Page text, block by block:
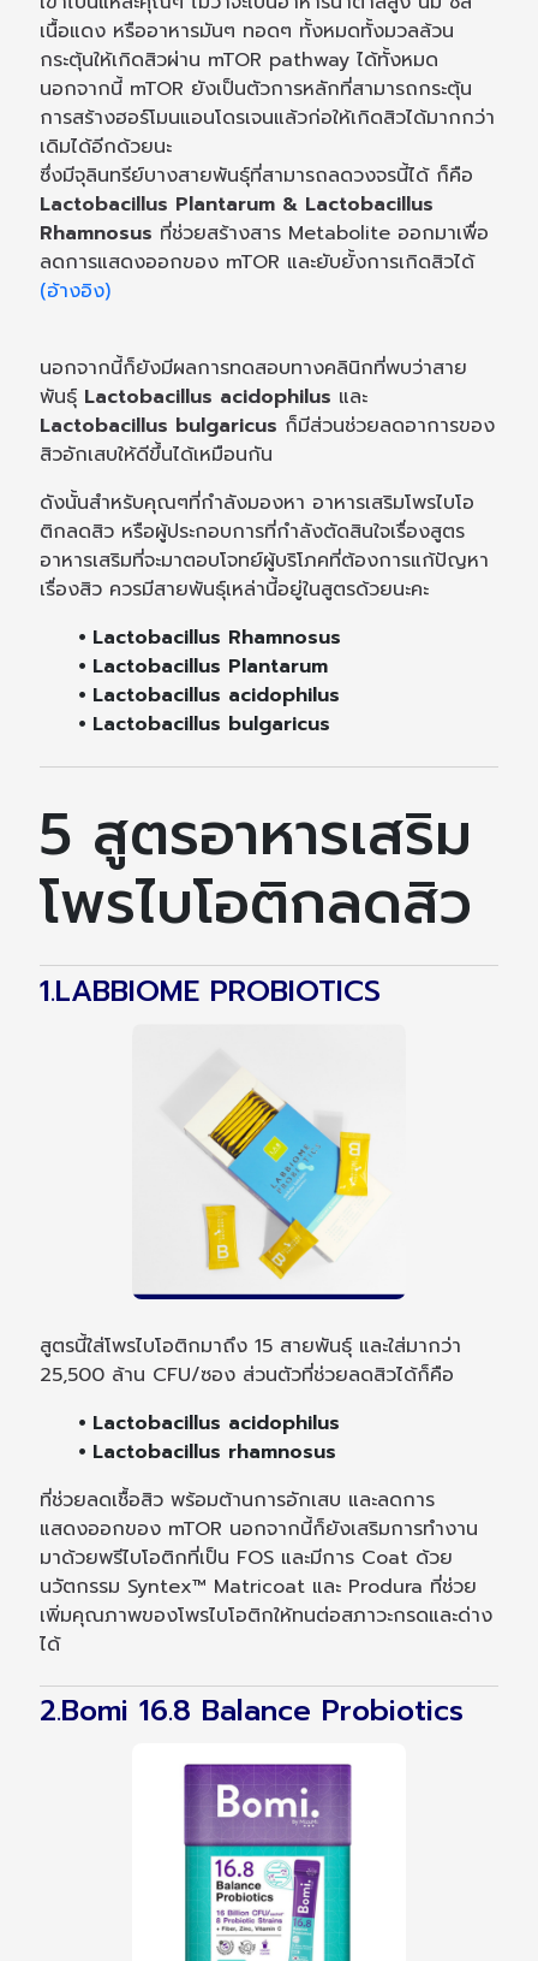
เนื้อแดง หรืออาหารมันๆ ทอดๆ ทั้งหมดทั้งมวลล้วน
กระตุ้นให้เกิดสิวผ่าน mTOR pathway ได้ทั้งหมด
นอกจากนี้ mTOR ยังเป็นตัวการหลักที่สามารถกระตุ้น
การสร้างฮอร์โมนแอนโดรเจนแล้วก่อให้เกิดสิวได้มากกว่า
เดิมได้อีกด้วยนะ
ซึ่งมีจุลินทรีย์บางสายพันธุ์ที่สามารถลดวงจรนี้ได้ ก็คือ
Lactobacillus Plantarum & Lactobacillus
Rhamnosus ที่ช่วยสร้างสาร Metabolite ออกมาเพื่อ
ลดการแสดงออกของ mTOR และยับยั้งการเกิดสิวได้
(อ้างอิง)
นอกจากนี้ก็ยังมีผลการทดสอบทางคลินิกที่พบว่าสาย
พันธุ์ Lactobacillus acidophilus และ
Lactobacillus bulgaricus ก็มีส่วนช่วยลดอาการของ
สิวอักเสบให้ดีขึ้นได้เหมือนกัน
ดังนั้นสำหรับคุณๆที่กำลังมองหา อาหารเสริมโพรไบโอ
ติกลดสิว หรือผู้ประกอบการที่กำลังตัดสินใจเรื่องสูตร
อาหารเสริมที่จะมาตอบโจทย์ผู้บริโภคที่ต้องการแก้ปัญหา
เรื่องสิว ควรมีสายพันธุ์เหล่านี้อยู่ในสูตรด้วยนะคะ
⦁ Lactobacillus Rhamnosus
⦁ Lactobacillus Plantarum
⦁ Lactobacillus acidophilus
⦁ Lactobacillus bulgaricus
5 สูตรอาหารเสริม
โพรไบโอติกลดสิว
1.LABBIOME PROBIOTICS
สูตรนี้ใส่โพรไบโอติกมาถึง 15 สายพันธุ์ และใส่มากว่า
25,500 ล้าน CFU/ซอง ส่วนตัวที่ช่วยลดสิวได้ก็คือ
⦁ Lactobacillus acidophilus
⦁ Lactobacillus rhamnosus
ที่ช่วยลดเชื้อสิว พร้อมต้านการอักเสบ และลดการ
แสดงออกของ mTOR นอกจากนี้ก็ยังเสริมการทำงาน
มาด้วยพรีไบโอติกที่เป็น FOS และมีการ Coat ด้วย
นวัตกรรม Syntex™ Matricoat และ Produra ที่ช่วย
เพิ่มคุณภาพของโพรไบโอติกให้ทนต่อสภาวะกรดและด่าง
ได้
2.Bomi 16.8 Balance Probiotics